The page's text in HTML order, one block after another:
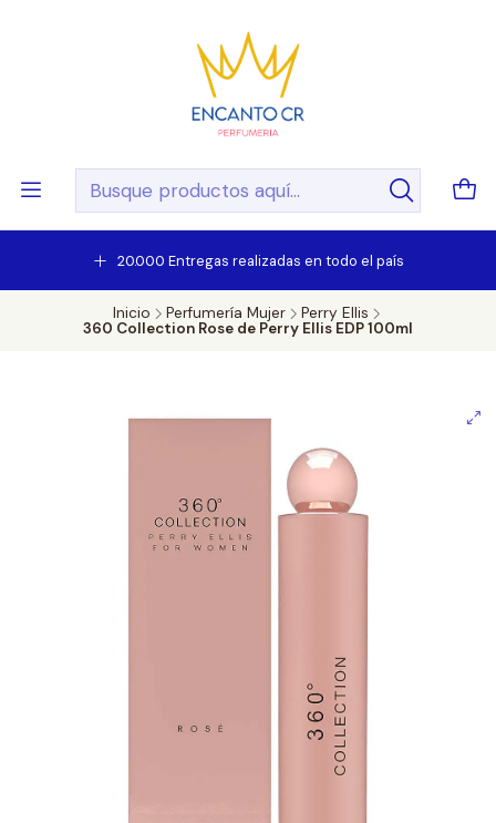
20.000 Entregas realizadas en todo el país
Inicio Perfumería Mujer
Perry Ellis
360 Collection Rose de Perry Ellis EDP 100ml